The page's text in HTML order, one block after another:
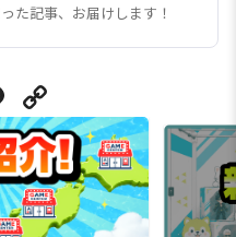
た記事、お届けします！
Line